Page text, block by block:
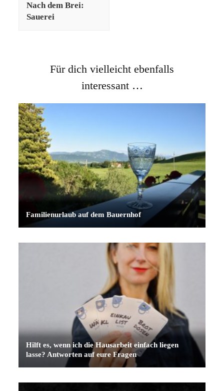
Nach dem Brei:
Sauerei
Für dich vielleicht ebenfalls
interessant …
Familienurlaub auf dem Bauernhof
Hilft es, wenn ich die Hausarbeit einfach liegen
lasse? Antworten auf eure Fragen